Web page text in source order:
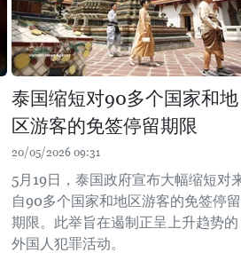
泰国缩短对90多个国家和地
区游客的免签停留期限
20/05/2026 09:31
5月19日，泰国政府宣布大幅缩短对
自90多个国家和地区游客的免签停留
期限。此举旨在遏制正呈上升趋势的
外国人犯罪活动。